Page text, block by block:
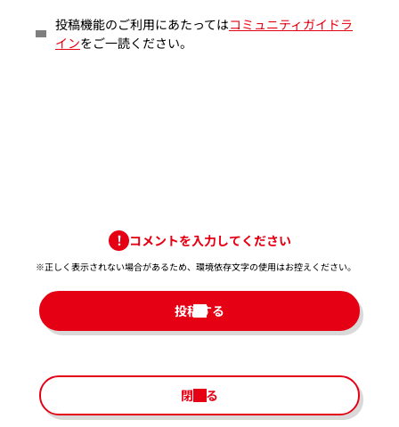
投稿機能のご利用にあたってはコミュニティガイドラ
インをご一読ください。
コメントを入力してください
※正しく表示されない場合があるため、環境依存文字の使用はお控えください。​
投稿する
閉じる